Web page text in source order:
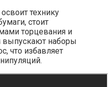
технику
стоит
торцевания и
выпускают наборы
что избавляет